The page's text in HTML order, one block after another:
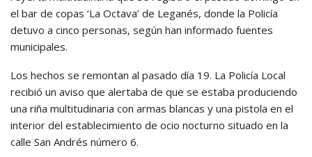
el bar de copas ‘La Octava’ de Leganés, donde la Policía
detuvo a cinco personas, según han informado fuentes
municipales.
Los hechos se remontan al pasado día 19. La Policía Local
recibió un aviso que alertaba de que se estaba produciendo
una riña multitudinaria con armas blancas y una pistola en el
interior del establecimiento de ocio nocturno situado en la
calle San Andrés número 6.